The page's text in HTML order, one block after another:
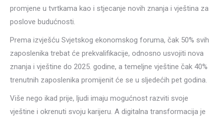
promjene u tvrtkama kao i stjecanje novih znanja i vještina za
poslove budućnosti.
Prema izvješću Svjetskog ekonomskog foruma, čak 50% svih
zaposlenika trebat će prekvalifikacije, odnosno usvojiti nova
znanja i vještine do 2025. godine, a temeljne vještine čak 40%
trenutnih zaposlenika promijenit će se u sljedećih pet godina.
Više nego ikad prije, ljudi imaju mogućnost razviti svoje
vještine i okrenuti svoju karijeru. A digitalna transformacija je